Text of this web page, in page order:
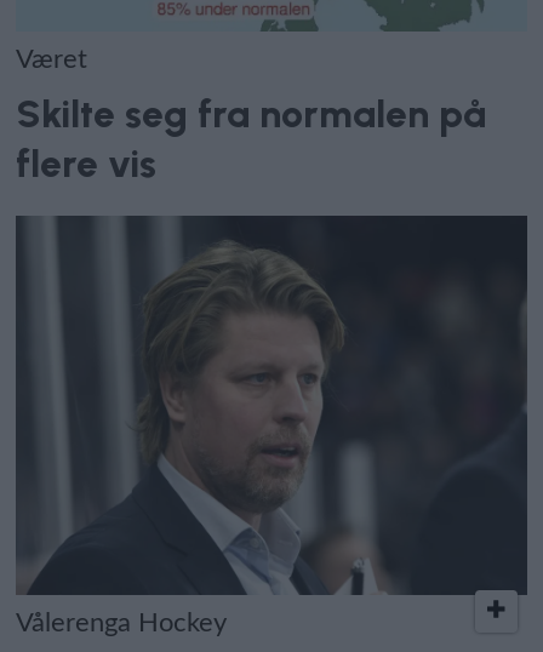
Været
Skilte seg fra normalen på
flere vis
Vålerenga Hockey